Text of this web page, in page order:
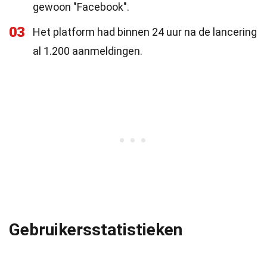
gewoon "Facebook".
03
Het platform had binnen 24 uur na de lancering
al 1.200 aanmeldingen.
Gebruikersstatistieken